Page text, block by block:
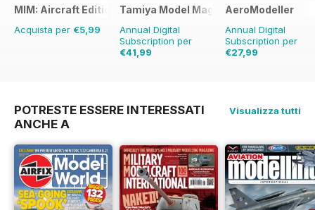
MIM: Aircraft Edition
Acquista per €5,99
Tamiya Model Magazine
Annual Digital
Subscription per
€41,99
AeroModeller
Annual Digital
Subscription per
€27,99
POTRESTE ESSERE INTERESSATI
ANCHE A
Visualizza tutti